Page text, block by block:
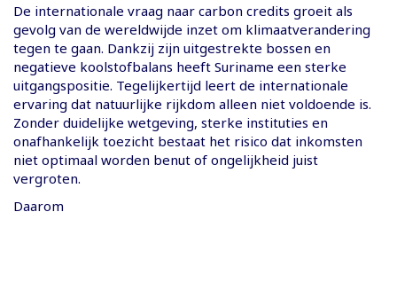
De internationale vraag naar carbon credits groeit als
gevolg van de wereldwijde inzet om klimaatverandering
tegen te gaan. Dankzij zijn uitgestrekte bossen en
negatieve koolstofbalans heeft Suriname een sterke
uitgangspositie. Tegelijkertijd leert de internationale
ervaring dat natuurlijke rijkdom alleen niet voldoende is.
Zonder duidelijke wetgeving, sterke instituties en
onafhankelijk toezicht bestaat het risico dat inkomsten
niet optimaal worden benut of ongelijkheid juist
vergroten.
Daarom